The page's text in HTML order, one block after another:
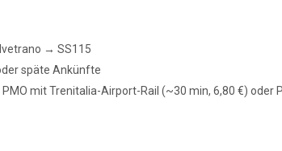
→ SS115
späte Ankünfte
mit Trenitalia-Airport-Rail (~30 min, 6,80 €)